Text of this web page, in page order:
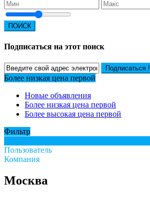
ПОИСК
Подписаться на этот поиск
Подписаться !
Более низкая цена первой
Новые объявления
Более низкая цена первой
Более высокая цена первой
Фильтр
Пользователь
Компания
Москва